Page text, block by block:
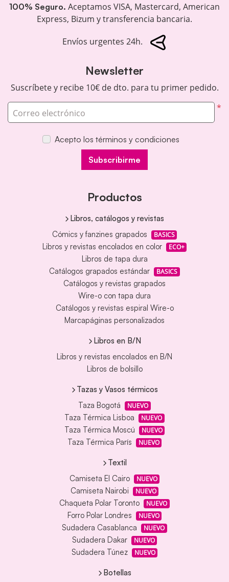
100% Seguro. Aceptamos VISA, Mastercard, American
Express, Bizum y transferencia bancaria.
Envíos urgentes 24h.
Newsletter
Suscríbete y recibe 10€ de dto. para tu primer pedido.
*
Correo electrónico
Acepto los términos y condiciones
Subscribirme
Productos
Libros, catálogos y revistas
Cómics y fanzines grapados
BASICS
Libros y revistas encolados en color ECO+
Libros de tapa dura
Catálogos grapados estándar
BASICS
Catálogos y revistas grapados
Wire-o con tapa dura
Catálogos y revistas espiral Wire-o
Marcapáginas personalizados
Libros en B/N
Libros y revistas encolados en B/N
Libros de bolsillo
Tazas y Vasos térmicos
Taza Bogotá
NUEVO
Taza Térmica Lisboa NUEVO
Taza Térmica Moscú NUEVO
Taza Térmica París NUEVO
Textil
Camiseta El Cairo
NUEVO
Camiseta Nairobi NUEVO
Chaqueta Polar Toronto NUEVO
Forro Polar Londres NUEVO
Sudadera Casablanca NUEVO
Sudadera Dakar NUEVO
Sudadera Túnez NUEVO
Botellas